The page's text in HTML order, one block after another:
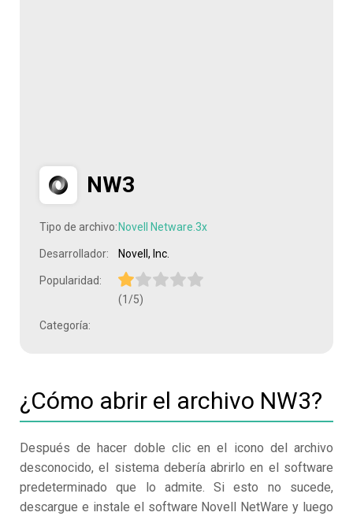
NW3
Tipo de archivo: Novell Netware.3x
Desarrollador: Novell, Inc.
Popularidad:
(1/5)
Categoría:
¿Cómo abrir el archivo NW3?
Después de hacer doble clic en el icono del archivo
desconocido, el sistema debería abrirlo en el software
predeterminado que lo admite. Si esto no sucede,
descargue e instale el software Novell NetWare y luego